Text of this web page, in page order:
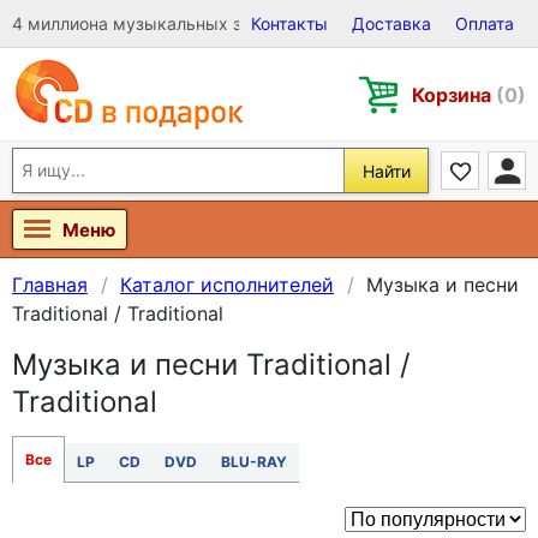
4 миллиона музыкальных записей на Виниле, CD и DVD
Контакты Доставка Оплата
Корзина (0)
Найти
Меню
Главная Каталог исполнителей
Музыка и песни
Traditional / Traditional
Музыка и песни Traditional /
Traditional
Все LP CD DVD BLU-RAY